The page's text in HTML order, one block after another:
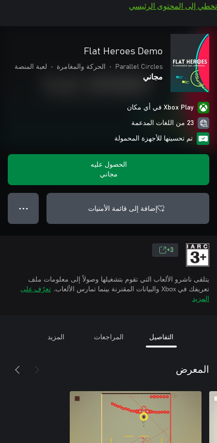
تخطي إلى المحتوى الرئيسي
Flat Heroes Demo
Parallel Circles
• الحركة والمغامرة • لعبة المنصة
مجاني
Xbox Play في أي مكان
23 من اللغات المدعمة
تم تحسينها للأجهزة المحمولة
الحصول عليه
مجاني
إضافة إلى قائمة الأمنيات ● ● ●
3+
يتلقى ناشرو الألعاب التي تقوم بتشغيلها وصولاً إلى معلومات ملف
تعريفك في Xbox والبيانات المقترنة بينما تمارس الألعاب.
تعرّف على
المزيد
التفاصيل المراجعات المزيد
المعرض